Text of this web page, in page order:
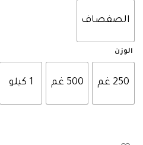
الصفصاف
الوزن
250 غم 500 غم 1 كيلو